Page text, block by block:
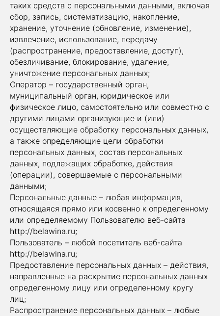
таких средств с персональными данными, включая
сбор, запись, систематизацию, накопление,
хранение, уточнение (обновление, изменение),
извлечение, использование, передачу
(распространение, предоставление, доступ),
обезличивание, блокирование, удаление,
уничтожение персональных данных;
Оператор – государственный орган,
муниципальный орган, юридическое или
физическое лицо, самостоятельно или совместно с
другими лицами организующие и (или)
осуществляющие обработку персональных данных,
а также определяющие цели обработки
персональных данных, состав персональных
данных, подлежащих обработке, действия
(операции), совершаемые с персональными
данными;
Персональные данные – любая информация,
относящаяся прямо или косвенно к определенному
или определяемому Пользователю веб-сайта
http://belawina.ru;
Пользователь – любой посетитель веб-сайта
http://belawina.ru;
Предоставление персональных данных – действия,
направленные на раскрытие персональных данных
определенному лицу или определенному кругу
лиц;
Распространение персональных данных – любые